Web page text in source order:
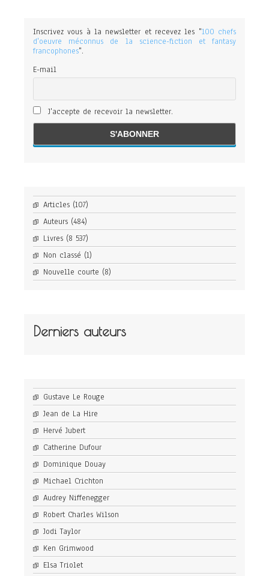
Inscrivez vous à la newsletter et recevez les "100 chefs
d'oeuvre méconnus de la science-fiction et fantasy
francophones".
E-mail
J'accepte de recevoir la newsletter.
Articles (107)
Auteurs (484)
Livres (8 537)
Non classé (1)
Nouvelle courte (8)
Derniers auteurs
Gustave Le Rouge
Jean de La Hire
Hervé Jubert
Catherine Dufour
Dominique Douay
Michael Crichton
Audrey Niffenegger
Robert Charles Wilson
Jodi Taylor
Ken Grimwood
Elsa Triolet